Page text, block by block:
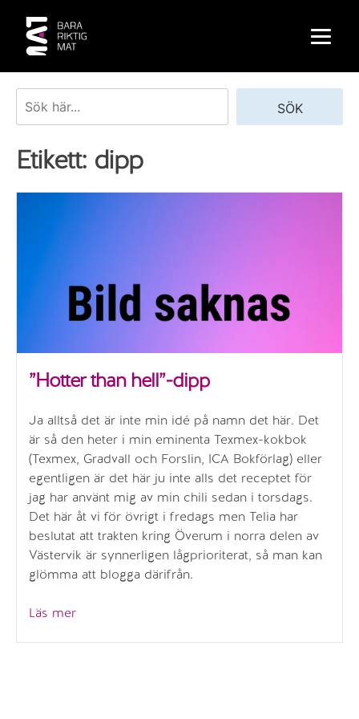
content
SÖK
Etikett: dipp
”Hotter than hell”-dipp
Ja alltså det är inte min idé på namn det här. Det
är så den heter i min eminenta Texmex-kokbok
(Texmex, Gradvall och Forslin, ICA Bokförlag) eller
egentligen är det här ju inte alls det receptet för
jag har använt mig av min chili sedan i torsdags.
Det här åt vi för övrigt i fredags men Telia har
beslutat att trakten kring Överum i norra delen av
Västervik är synnerligen lågprioriterat, så man kan
glömma att blogga därifrån.
Läs mer””Hotter